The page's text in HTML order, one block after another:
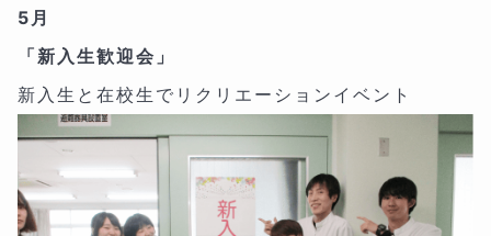
5月
「新入生歓迎会」
新入生と在校生でリクリエーションイベント